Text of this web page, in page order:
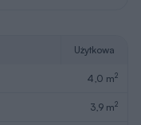
Użytkowa
4,0 m2
3,9 m2